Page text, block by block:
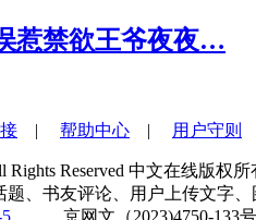
惹禁欲王爷夜夜…
| 帮助中心 | 用户守则
Rights Reserved 中文在线版权
、书友评论、用户上传文字
京网文（2023)4750-133